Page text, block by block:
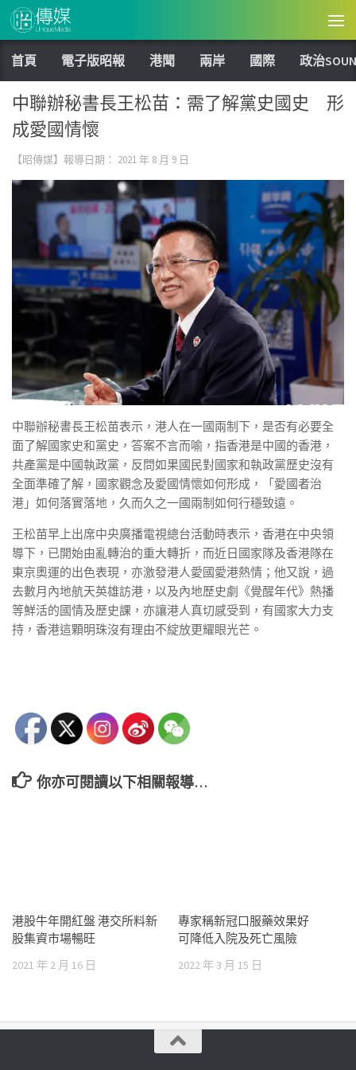
Skip to content
首頁 電子版昭報 港聞 兩岸 國際 政治
中聯辦秘書長王松苗：需了解黨史國史 形
成愛國情懷
【昭傳媒】報導日期： 2021 年 8 月 9 日
中聯辦秘書長王松苗表示，港人在一國兩制下，是否有必要全
面了解國家史和黨史，答案不言而喻，指香港是中國的香港，
共產黨是中國執政黨，反問如果國民對國家和執政黨歷史沒有
全面準確了解，國家觀念及愛國情懷如何形成，「愛國者治
港」如何落實落地，久而久之一國兩制如何行穩致遠。
王松苗早上出席中央廣播電視總台活動時表示，香港在中央領
導下，已開始由亂轉治的重大轉折，而近日國家隊及香港隊在
東京奧運的出色表現，亦激發港人愛國愛港熱情；他又說，過
去數月內地航天英雄訪港，以及內地歷史劇《覺醒年代》熱播
等鮮活的國情及歷史課，亦讓港人真切感受到，有國家大力支
持，香港這顆明珠沒有理由不綻放更耀眼光芒。
你亦可閱讀以下相關報導…
港股牛年開紅盤 港交所料新
股集資市場暢旺
2021 年 2 月 16 日
專家稱新冠口服藥效果好
可降低入院及死亡風險
2022 年 3 月 15 日